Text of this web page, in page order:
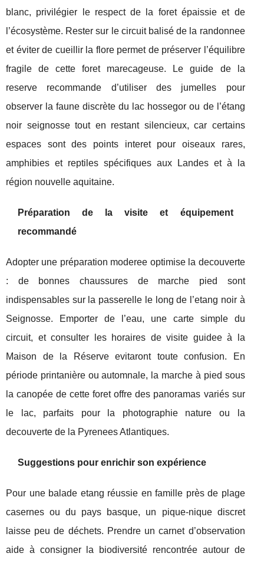
blanc, privilégier le respect de la foret épaissie et de
l’écosystème. Rester sur le circuit balisé de la randonnee
et éviter de cueillir la flore permet de préserver l’équilibre
fragile de cette foret marecageuse. Le guide de la
reserve recommande d’utiliser des jumelles pour
observer la faune discrète du lac hossegor ou de l’étang
noir seignosse tout en restant silencieux, car certains
espaces sont des points interet pour oiseaux rares,
amphibies et reptiles spécifiques aux Landes et à la
région nouvelle aquitaine.
Préparation de la visite et équipement
recommandé
Adopter une préparation moderee optimise la decouverte
: de bonnes chaussures de marche pied sont
indispensables sur la passerelle le long de l’etang noir à
Seignosse. Emporter de l’eau, une carte simple du
circuit, et consulter les horaires de visite guidee à la
Maison de la Réserve evitaront toute confusion. En
période printanière ou automnale, la marche à pied sous
la canopée de cette foret offre des panoramas variés sur
le lac, parfaits pour la photographie nature ou la
decouverte de la Pyrenees Atlantiques.
Suggestions pour enrichir son expérience
Pour une balade etang réussie en famille près de plage
casernes ou du pays basque, un pique-nique discret
laisse peu de déchets. Prendre un carnet d’observation
aide à consigner la biodiversité rencontrée autour de